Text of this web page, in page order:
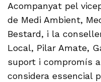
Acompanyat pel
de Medi Ambient,
Bestard, i la
Local, Pilar Amate,
suport i compromís
considera essencial